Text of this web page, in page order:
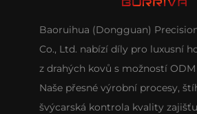
Baoruihua (Dongguan)
Co., Ltd. nabízí díly pro luxusní
z drahých kovů s možností ODM
Naše přesné výrobní procesy,
švýcarská kontrola kvality